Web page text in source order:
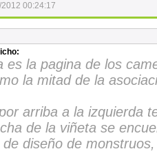
2012 00:24:17
es la pagina de los
la mitad de la
arriba a la izquierda
de la viñeta se
diseño de